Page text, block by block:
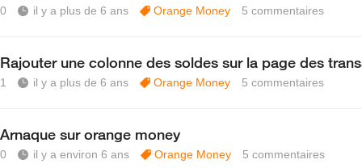
0 il y a plus de 6 ans Orange Money 5 commentaires
Rajouter une colonne des soldes sur la page des
1 il y a plus de 6 ans Orange Money 5 commentaires
Arnaque sur orange money
0 il y a environ 6 ans Orange Money 5 commentaires